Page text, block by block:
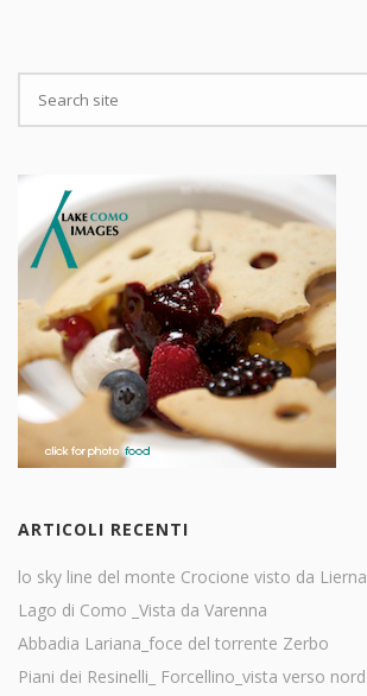
ARTICOLI RECENTI
lo sky line del monte Crocione visto da Lierna
Lago di Como _Vista da Varenna
Abbadia Lariana_foce del torrente Zerbo
Piani dei Resinelli_ Forcellino_vista verso nord